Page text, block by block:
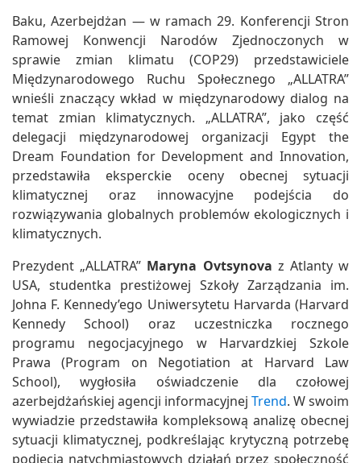
Baku, Azerbejdżan — w ramach 29. Konferencji Stron
Ramowej Konwencji Narodów Zjednoczonych w
sprawie zmian klimatu (COP29) przedstawiciele
Międzynarodowego Ruchu Społecznego „ALLATRA”
wnieśli znaczący wkład w międzynarodowy dialog na
temat zmian klimatycznych. „ALLATRA”, jako część
delegacji międzynarodowej organizacji Egypt the
Dream Foundation for Development and Innovation,
przedstawiła eksperckie oceny obecnej sytuacji
klimatycznej oraz innowacyjne podejścia do
rozwiązywania globalnych problemów ekologicznych i
klimatycznych.
Prezydent „ALLATRA” Maryna Ovtsynova z Atlanty w
USA, studentka prestiżowej Szkoły Zarządzania im.
Johna F. Kennedy’ego Uniwersytetu Harvarda (Harvard
Kennedy School) oraz uczestniczka rocznego
programu negocjacyjnego w Harvardzkiej Szkole
Prawa (Program on Negotiation at Harvard Law
School), wygłosiła oświadczenie dla czołowej
azerbejdżańskiej agencji informacyjnej Trend. W swoim
wywiadzie przedstawiła kompleksową analizę obecnej
sytuacji klimatycznej, podkreślając krytyczną potrzebę
podjęcia natychmiastowych działań przez społeczność